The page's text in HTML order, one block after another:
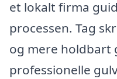
et lokalt firma
processen. Tag
og mere holdbart
professionelle